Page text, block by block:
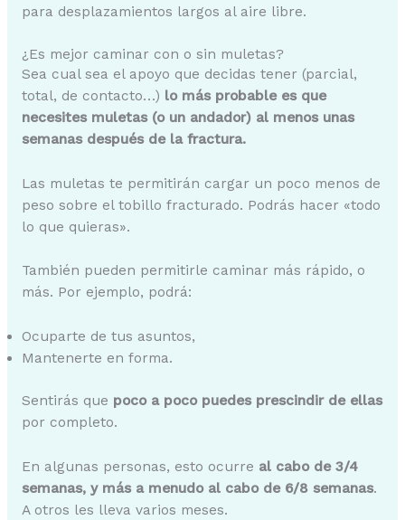
para desplazamientos largos al aire libre.
¿Es mejor caminar con o sin muletas?
Sea cual sea el apoyo que decidas tener (parcial,
total, de contacto…) lo más probable es que
necesites muletas (o un andador) al menos unas
semanas después de la fractura.
Las muletas te permitirán cargar un poco menos de
peso sobre el tobillo fracturado. Podrás hacer «todo
lo que quieras».
También pueden permitirle caminar más rápido, o
más. Por ejemplo, podrá:
Ocuparte de tus asuntos,
Mantenerte en forma.
Sentirás que poco a poco puedes prescindir de ellas
por completo.
En algunas personas, esto ocurre al cabo de 3/4
semanas, y más a menudo al cabo de 6/8 semanas.
A otros les lleva varios meses.